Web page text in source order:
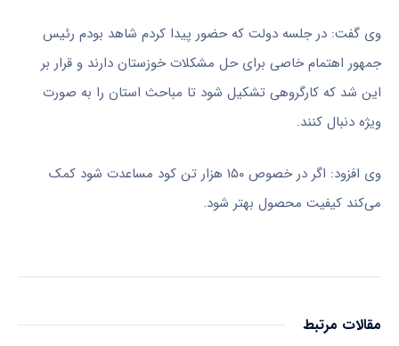
وی گفت: در جلسه دولت که حضور پیدا کردم شاهد بودم رئیس
جمهور اهتمام خاصی برای حل مشکلات خوزستان دارند و قرار بر
این شد که کارگروهی تشکیل شود تا مباحث استان را به صورت
ویژه دنبال کنند.
وی افزود: اگر در خصوص ۱۵۰ هزار تن کود مساعدت شود کمک
می‌کند کیفیت محصول بهتر شود.
مقالات مرتبط